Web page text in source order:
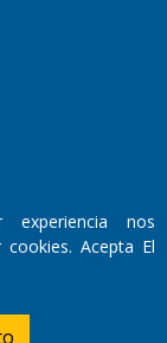
nos
Acepta El